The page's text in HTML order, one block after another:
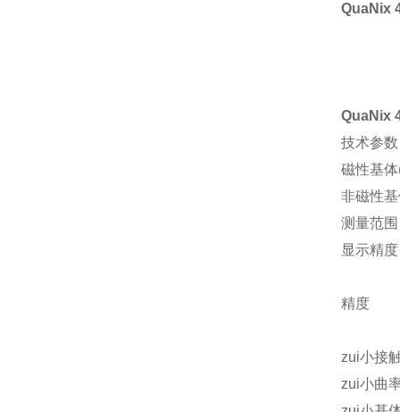
QuaNix
QuaNix
技术参数
磁性基
非磁性
测量范围
显示精度
精度
zui小接
zui小曲